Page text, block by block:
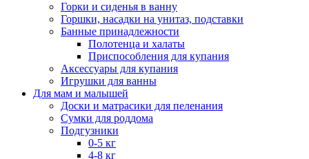
Горки и сиденья в ванну
Горшки, насадки на унитаз, подставки
Банные принадлежности
Полотенца и халаты
Приспособления для купания
Аксессуары для купания
Игрушки для ванны
Для мам и малышей
Доски и матрасики для пеленания
Сумки для роддома
Подгузники
0-5 кг
4-8 кг